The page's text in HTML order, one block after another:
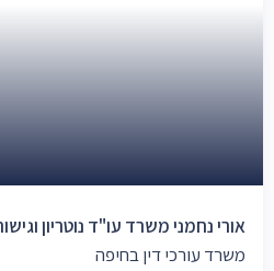
אורי נחמני משרד עו"ד נוטריון
משרד עורכי דין בחיפה